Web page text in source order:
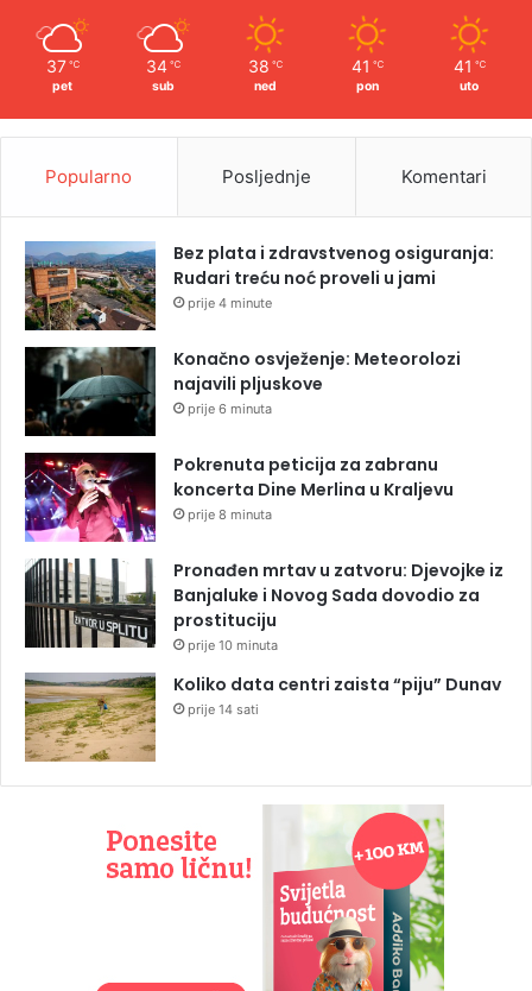
37 ℃
pet
34 ℃
sub
38 ℃
ned
41 ℃
pon
41 ℃
uto
Popularno Posljednje Komentari
Bez plata i zdravstvenog osiguranja:
Rudari treću noć proveli u jami
prije 4 minute
Konačno osvježenje: Meteorolozi
najavili pljuskove
prije 6 minuta
Pokrenuta peticija za zabranu
koncerta Dine Merlina u Kraljevu
prije 8 minuta
Pronađen mrtav u zatvoru: Djevojke iz
Banjaluke i Novog Sada dovodio za
prostituciju
prije 10 minuta
Koliko data centri zaista “piju” Dunav
prije 14 sati